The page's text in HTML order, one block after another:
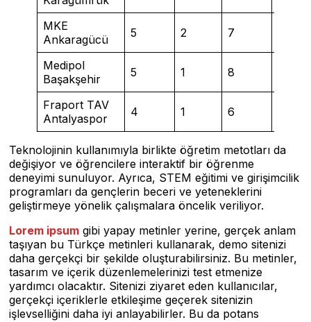
MKE
Ankaragücü
5 2 7
Medipol
Başakşehir
5 1 8
Fraport TAV
Antalyaspor
4 1 6
Teknolojinin kullanımıyla birlikte öğretim metotları da
değişiyor ve öğrencilere interaktif bir öğrenme
deneyimi sunuluyor. Ayrıca, STEM eğitimi ve girişimcilik
programları da gençlerin beceri ve yeteneklerini
geliştirmeye yönelik çalışmalara öncelik veriliyor.
Lorem ipsum gibi yapay metinler yerine, gerçek anlam
taşıyan bu Türkçe metinleri kullanarak, demo sitenizi
daha gerçekçi bir şekilde oluşturabilirsiniz. Bu metinler,
tasarım ve içerik düzenlemelerinizi test etmenize
yardımcı olacaktır. Sitenizi ziyaret eden kullanıcılar,
gerçekçi içeriklerle etkileşime geçerek sitenizin
işlevselliğini daha iyi anlayabilirler. Bu da potans